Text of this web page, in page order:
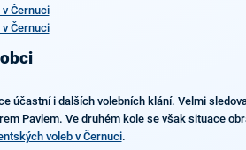
Černuci
Černuci
účastní i dalších volebních klání. Velmi
Pavlem. Ve druhém kole se však situace
voleb v Černuci.